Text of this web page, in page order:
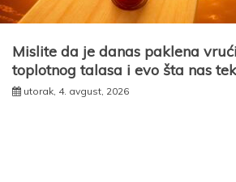
Mislite da je danas paklena
toplotnog talasa i evo šta nas
utorak, 4. avgust, 2026